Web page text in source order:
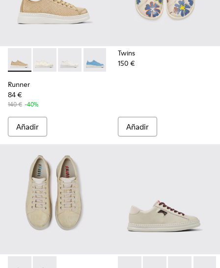
Runner - K201624-003 - Sneaker de nobuk/piel beige para
Runner - K201624-009
Runner - K201624-006
Runner - K201624-004
Runner
84 €
140 € -40%
Añadir
Twins
150 €
Añadir